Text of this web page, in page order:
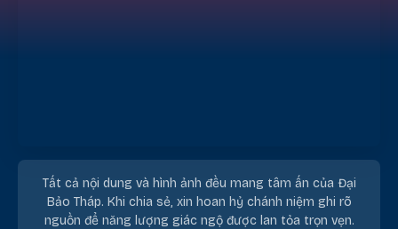
Tất cả nội dung và hình ảnh đều mang tâm ấn của Đại
Bảo Tháp. Khi chia sẻ, xin hoan hỷ chánh niệm ghi rõ
nguồn để năng lượng giác ngộ được lan tỏa trọn vẹn.